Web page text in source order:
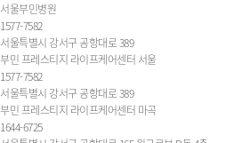
서울부민병원
1577-7582
서울특별시 강서구 공항대로 389
부민 프레스티지 라이프케어센터 서울
1577-7582
서울특별시 강서구 공항대로 389
부민 프레스티지 라이프케어센터 마곡
1644-6725